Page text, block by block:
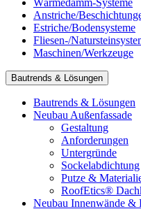
Anstriche/
Estriche/Bodensysteme
Fliesen-/
Maschinen/Werkzeuge
Bautrends & Lösungen
Bautrends & Lösungen
Neubau Außenfassade
Gestaltung
Anforderungen
Untergründe
Sockelabdichtung
Putze &
RoofEtics®
Neubau Innenwände &